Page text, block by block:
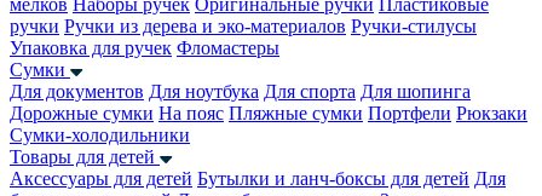
мелков Наборы ручек Оригинальные ручки Пластиковые
ручки Ручки из дерева и эко-материалов Ручки-стилусы
Упаковка для ручек Фломастеры
Сумки
Для документов Для ноутбука Для спорта Для шопинга
Дорожные сумки На пояс Пляжные сумки Портфели Рюкзаки
Сумки-холодильники
Товары для детей
Аксессуары для детей Бутылки и ланч-боксы для детей Для